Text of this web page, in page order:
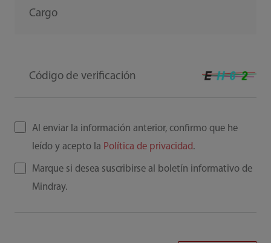
Cargo
Código de verificación
Al enviar la información anterior, confirmo que he
leído y acepto la Política de privacidad.
Marque si desea suscribirse al boletín informativo de
Mindray.